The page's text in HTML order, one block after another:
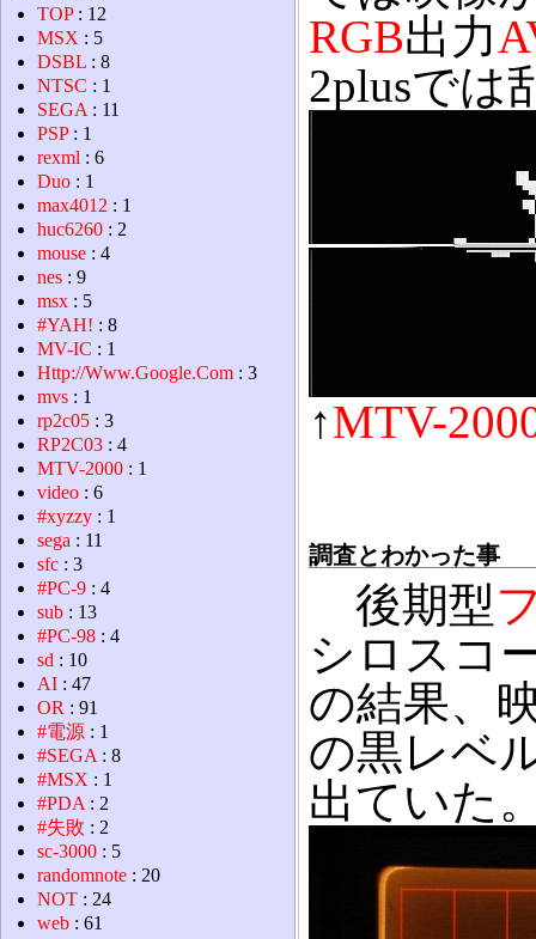
RGB出力
2plusでは
↑MTV-
調査とわかった事
後期型
シロスコ
の結果、
の黒レベ
出ていた
TOP: 12
MSX : 5
DSBL : 8
NTSC : 1
SEGA : 11
PSP: 1
rexml : 6
Duo : 1
max4012 : 1
huc6260 : 2
mouse : 4
nes : 9
msx : 5
#YAH! : 8
MV-IC : 1
Http://Www.Google.Com : 3
mvs : 1
rp2c05 : 3
RP2C03 : 4
MTV-2000 : 1
video : 6
#xyzzy : 1
sega : 11
sfc : 3
#PC-9 : 4
sub : 13
#PC-98 : 4
sd : 10
AI : 47
OR : 91
#電源 : 1
#SEGA : 8
#MSX : 1
#PDA : 2
#失敗 : 2
sc-3000 : 5
randomnote : 20
NOT : 24
web : 61